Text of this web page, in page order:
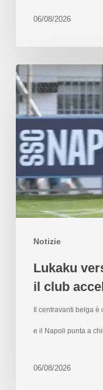
06/08/2026
Notizie
Lukaku
il club
Il centravanti belga
e il Napoli punta a
06/08/2026